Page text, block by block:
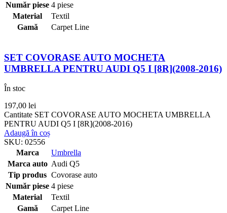
Număr piese 4 piese
Material
Textil
Gamă
Carpet Line
SET COVORASE AUTO MOCHETA
UMBRELLA PENTRU AUDI Q5 I [8R](2008-2016)
În stoc
197,00 lei
Cantitate SET COVORASE AUTO MOCHETA UMBRELLA
PENTRU AUDI Q5 I [8R](2008-2016)
Adaugă în coș
SKU: 02556
Marca
Umbrella
Marca auto Audi Q5
Tip produs Covorase auto
Număr piese 4 piese
Material
Textil
Gamă
Carpet Line